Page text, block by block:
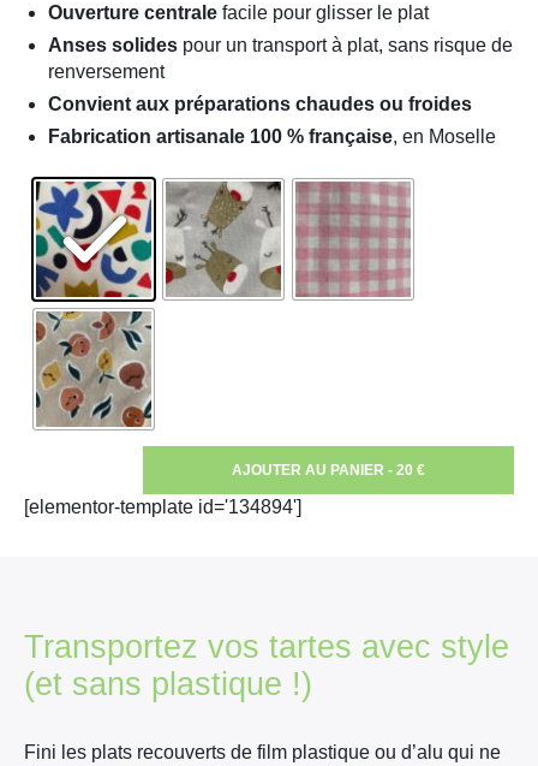
Ouverture centrale facile pour glisser le plat
Anses solides pour un transport à plat, sans risque de
renversement
Convient aux préparations chaudes ou froides
Fabrication artisanale 100 % française, en Moselle
AJOUTER AU PANIER - 20 €
[elementor-template id='134894']
Transportez vos tartes avec style
(et sans plastique !)
Fini les plats recouverts de film plastique ou d’alu qui ne